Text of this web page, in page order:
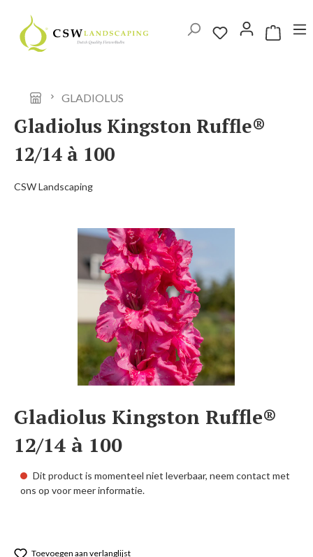
Ga naar de hoofdinhoud
GLADIOLUS
Gladiolus Kingston Ruffle®
12/14 à 100
CSW Landscaping
Afbeeldingengalerij overslaan
Gladiolus Kingston Ruffle®
12/14 à 100
Dit product is momenteel niet leverbaar, neem contact met
ons op voor meer informatie.
Toevoegen aan verlanglijst